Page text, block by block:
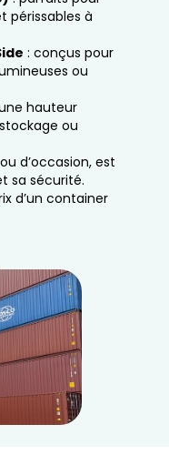
périssables à
: conçus pour
ou
hauteur
ou
d’occasion, est
sa sécurité.
d’un container